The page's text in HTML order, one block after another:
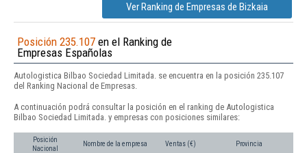
Ver Ranking de Empresas de Bizkaia
Posición 235.107 en el Ranking de
Empresas Españolas
Autologistica Bilbao Sociedad Limitada. se encuentra en la posición 235.107
del Ranking Nacional de Empresas.
A continuación podrá consultar la posición en el ranking de Autologistica
Bilbao Sociedad Limitada. y empresas con posiciones similares:
Posición
Nacional
Nombre de la empresa Ventas (€) Provincia